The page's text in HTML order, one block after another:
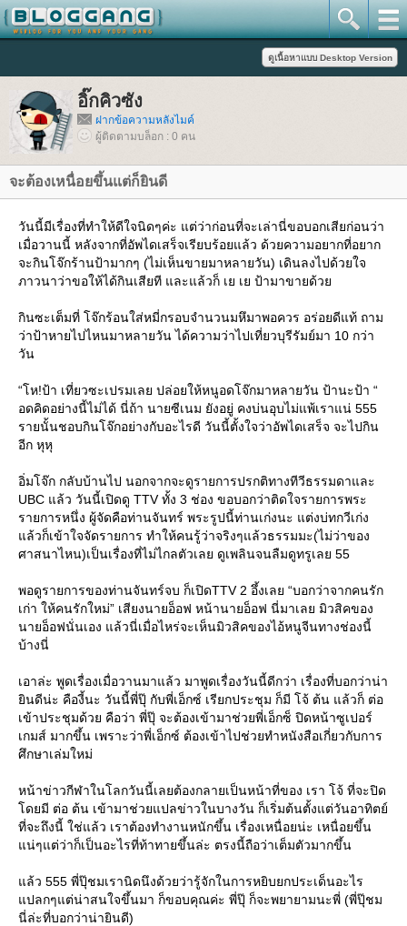
อิ๊กคิวซัง
ฝากข้อความหลังไมค์
ผู้ติดตามบล็อก : 0 คน
จะต้องเหนื่อยขึ้นแต่ก็ยินดี
วันนี้มีเรื่องที่ทำให้ดีใจนิดๆค่ะ แต่ว่าก่อนที่จะเล่านี่ขอบอกเสียก่อนว่า
เมื่อวานนี้ หลังจากที่อัพไดเสร็จเรียบร้อยแล้ว ด้วยความอยากที่อยาก
จะกินโจ๊กร้านป้ามากๆ (ไม่เห็นขายมาหลายวัน) เดินลงไปด้วยใจ
ภาวนาว่าขอให้ได้กินเสียที และแล้วก็ เย เย ป้ามาขายด้ว
กินซะเต็มที่ โจ๊กร้อนใส่หมี่กรอบจำนวนมหึมาพอควร อร่อยดีแท้ ถาม
ว่าป้าหายไปไหนมาหลายวัน ได้ความว่าไปเที่ยวบุรีรัมย์มา 10 กว่า
วัน
“โห!ป้า เที่ยวซะเปรมเลย ปล่อยให้หนูอดโจ๊กมาหลายวัน ป้านะป้า “
อดคิดอย่างนี้ไม่ได้ นี่ถ้า นายซีเนม ยังอยู่ คงบ่นอุบไม่แพ้เราแน่ 555
รายนั้นชอบกินโจ๊กอย่างกับอะไรดี วันนี้ตั้งใจว่าอัพไดเสร็จ จะไปกิน
อีก หุหุ
อิ่มโจ๊ก กลับบ้านไป นอกจากจะดูรายการปรกติทางทีวีธรรมดาและ
UBC แล้ว วันนี้เปิดดู TTV ทั้ง 3 ช่อง ขอบอกว่าติดใจรายการพระ
รายการหนึ่ง ผู้จัดคือท่านจันทร์ พระรูปนี้ท่านเก่งนะ แต่งบ่ทกวีเก่ง
ล้วก็เข้าใจจัดรายการ ทำให้คนรู้ว่าจริงๆแล้วธรรมมะ(ไม่ว่าของ
ศาสนาไหน)เป็นเรื่องที่ไม่ไกลตัวเลย ดูเพลินจนลืมดูทรูเลย 55
พอดูรายการของท่านจันทร์จบ ก็เปิดTTV 2 อึ้งเลย “บอกว่าจากคนรัก
เก่า ให้คนรักใหม่” เสียงนายอ็อฟ หน้านายอ็อฟ นี่มาเลย มิวสิคของ
นายอ็อฟนั่นเอง แล้วนี่เมื่อไหร่จะเห็นมิวสิคของไอ้หนูจีนทางช่องนี้
บ้างนี่
เอาล่ะ พูดเรื่องเมื่อวานมาแล้ว มาพูดเรื่องวันนี้ดีกว่า เรื่องที่บอกว่าน่า
ินดีน่ะ คืองี้นะ วันนี้พี่ปุ๊ กับพี่เอ็กซ์ เรียกประชุม ก็มี โจ้ ต้น แล้วก็ ต่อ
เข้าประชุมด้วย คือว่า พี่ปุ๊ จะต้องเข้ามาช่วยพี่เอ็กซ็ ปิดหน้าซูเปอร์
เกมส์ มากขึ้น เพราะว่าพี่เอ็กซ์ ต้องเข้าไปช่วยทำหนังสือเกี่ยวกับการ
ศึกษาเล่มใหม่
หน้าข่าวกีฬาในโลกวันนี้เลยต้องกลายเป็นหน้าที่ของ เรา โจ้ ที่จะปิด
ดยมี ต่อ ต้น เข้ามาช่วยแปลข่าวในบางวัน ก็เริ่มต้นตั้งแต่วันอาทิตย์
ที่จะถึงนี้ ใช่แล้ว เราต้องทำงานหนักขึ้น เรื่องเหนื่อยน่ะ เหนื่อยขึ้น
น่ๆแต่ว่าก็เป็นอะไรที่ท้าทายขึ้นล่ะ ตรงนี้ถือว่าเต็มตัวมากขึ้น
ล้ว 555 พี่ปุ๊ชมเรานิดนึงด้วยว่ารู้จักในการหยิบยกประเด็นอะไร
ปลกๆแต่น่าสนใจขึ้นมา ก็ขอบคุณค่ะ พี่ปุ๊ ก็จะพยายามนะพี่ (พี่ปุ๊ชม
นี่ล่ะที่บอกว่าน่ายินดี)